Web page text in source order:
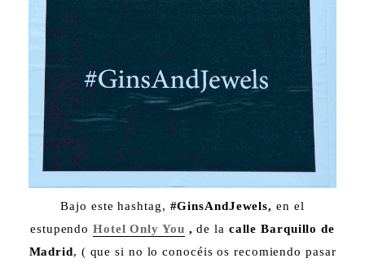
Bajo este hashtag, #GinsAndJewels, en el
estupendoHotel Only You , de la calle Barquillo de
Madrid, ( que si no lo conocéis os recomiendo pasar